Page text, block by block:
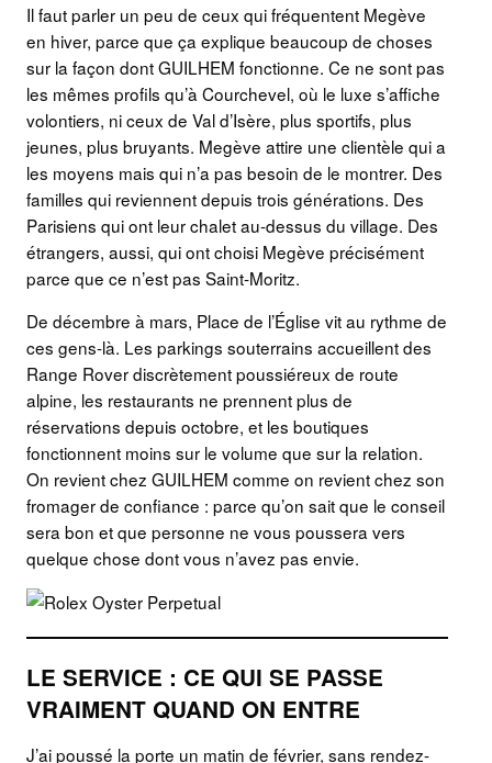
Il faut parler un peu de ceux qui fréquentent Megève
en hiver, parce que ça explique beaucoup de choses
sur la façon dont GUILHEM fonctionne. Ce ne sont pas
les mêmes profils qu’à Courchevel, où le luxe s’affiche
volontiers, ni ceux de Val d’Isère, plus sportifs, plus
jeunes, plus bruyants. Megève attire une clientèle qui a
les moyens mais qui n’a pas besoin de le montrer. Des
familles qui reviennent depuis trois générations. Des
Parisiens qui ont leur chalet au-dessus du village. Des
étrangers, aussi, qui ont choisi Megève précisément
parce que ce n’est pas Saint-Moritz.
De décembre à mars, Place de l’Église vit au rythme de
ces gens-là. Les parkings souterrains accueillent des
Range Rover discrètement poussiéreux de route
alpine, les restaurants ne prennent plus de
réservations depuis octobre, et les boutiques
fonctionnent moins sur le volume que sur la relation.
On revient chez GUILHEM comme on revient chez son
fromager de confiance : parce qu’on sait que le conseil
sera bon et que personne ne vous poussera vers
quelque chose dont vous n’avez pas envie.
LE SERVICE : CE QUI SE PASSE
VRAIMENT QUAND ON ENTRE
J’ai poussé la porte un matin de février, sans rendez-